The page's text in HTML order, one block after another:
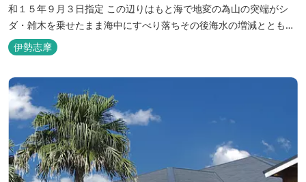
和１５年９月３日指定 この辺りはもと海で地変の為山の突端がシ
ダ・雑木を乗せたまま海中にすべり落ちその後海水の増減とともに
浮き沈みするようになったと伝えられています。 周辺は浮島を廻る
散策路が設けられ、また海岸線が一望できる展望塔へと続く遊歩道
もあり自然と親しむ見どころがあります。 ご家族連れで気軽にご利
用頂け...
伊勢志摩